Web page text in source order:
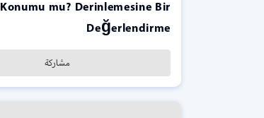
Konumu mu? Derinlemesine Bir
Değerlendirme
مشاركة